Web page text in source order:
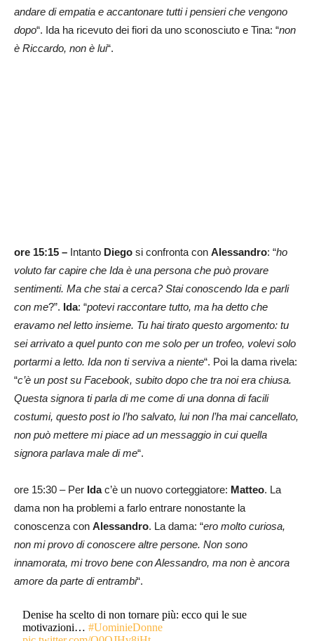
andare di empatia e accantonare tutti i pensieri che vengono
dopo“. Ida ha ricevuto dei fiori da uno sconosciuto e Tina: “non
è Riccardo, non è lui“.
ore 15:15 – Intanto Diego si confronta con Alessandro: “ho
voluto far capire che Ida è una persona che può provare
sentimenti. Ma che stai a cerca? Stai conoscendo Ida e parli
con me?”. Ida: “potevi raccontare tutto, ma ha detto che
eravamo nel letto insieme. Tu hai tirato questo argomento: tu
sei arrivato a quel punto con me solo per un trofeo, volevi solo
portarmi a letto. Ida non ti serviva a niente“. Poi la dama rivela:
“c’è un post su Facebook, subito dopo che tra noi era chiusa.
Questa signora ti parla di me come di una donna di facili
costumi, questo post io l’ho salvato, lui non l’ha mai cancellato,
non può mettere mi piace ad un messaggio in cui quella
signora parlava male di me“.
ore 15:30 – Per Idac’è un nuovo corteggiatore: Matteo. La
dama non ha problemi a farlo entrare nonostante la
conoscenza con Alessandro. La dama: “ero molto curiosa,
non mi provo di conoscere altre persone. Non sono
innamorata, mi trovo bene con Alessandro, ma non è ancora
amore da parte di entrambi“.
Denise ha scelto di non tornare più: ecco qui le sue
motivazioni…#UominieDonne